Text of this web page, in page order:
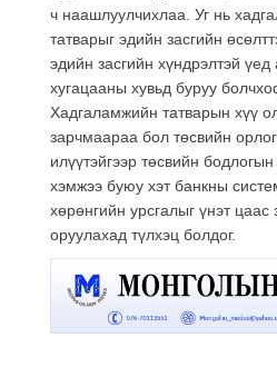
ч наашлуулчихлаа. Уг нь
татварыг эдийн засгийн
эдийн засгийн хүндрэлтэй үед
хугацааны хувьд буруу
Хадгаламжийн татварын хүү
зарчмаараа бол төсвийн
илүүтэйгээр төсвийн
хэмжээ буюу хэт банкны
хөрөнгийн урсгалыг үнэт цаас
оруулахад түлхэц болдог.